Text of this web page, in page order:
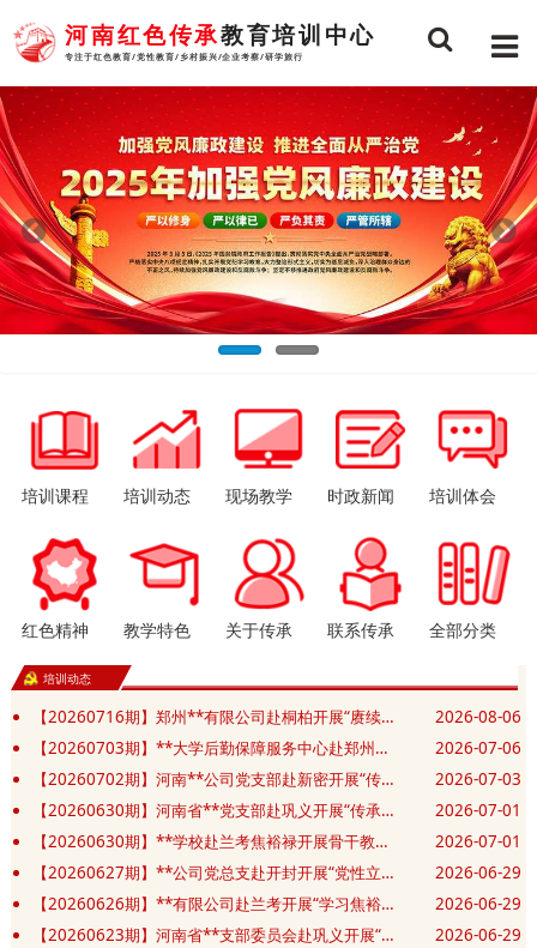
河南红色传承教育培训中心
专注于红色教育/党性教育/乡村振兴/企业考察/研学旅行
培训课程 培训动态 现场教学 时政新闻 培训体会
红色精神 教学特色 关于传承 联系传承 全部分类
培训动态
【20260716期】郑州**有限公司赴桐柏开展“赓续红色血脉 汲取奋进力量”党性修养专题培训班
2026-08-06
【20260703期】**大学后勤保障服务中心赴郑州开展“赓续精神践初心 实干笃行勇担当”主题党日活动
2026-07-06
【20260702期】河南**公司党支部赴新密开展“传承豫西抗战精神 筑牢党建应急先锋”主题党日活动
2026-07-03
【20260630期】河南省**党支部赴巩义开展“传承抗战精神 砥砺奋进新征程”庆七一主题党日活动
2026-07-01
【20260630期】**学校赴兰考焦裕禄开展骨干教师和班主任业务能力提升培训班
2026-07-01
【20260627期】**公司党总支赴开封开展“党性立身践政绩 清正廉洁葆底色”主题党日活动
2026-06-29
【20260626期】**有限公司赴兰考开展“学习焦裕禄精神 锤炼坚强党性”主题教育活动
2026-06-29
【20260623期】河南省**支部委员会赴巩义开展“党建共建凝合力 清风廉洁筑防线”主题党日活动
2026-06-29